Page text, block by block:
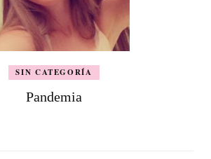
SIN CATEGORÍA
Pandemia